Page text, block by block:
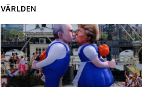
VÄRLDEN